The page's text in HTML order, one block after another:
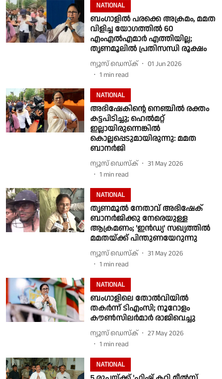
NATIONAL
ബംഗാളില്‍ പരക്കെ അക്രമം, മമത
വിളിച്ച യോഗത്തില്‍ 60
എംഎല്‍എമാര്‍ എത്തിയില്ല;
തൃണമൂലില്‍ പ്രതിസന്ധി രൂക്ഷം
ന്യൂസ് ഡെസ്ക്
01 Jun 2026
1 min read
NATIONAL
അഭിഷേകിന്റെ നെഞ്ചില്‍ രക്തം
കട്ടപിടിച്ചു; ഹെല്‍മറ്റ്
ഇല്ലായിരുന്നെങ്കില്‍
കൊല്ലപ്പെടുമായിരുന്നു: മമത
ബാനര്‍ജി
ന്യൂസ് ഡെസ്ക്
31 May 2026
1 min read
NATIONAL
തൃണമൂല്‍ നേതാവ് അഭിഷേക്
ബാനര്‍ജിക്കു നേരെയുള്ള
ആക്രമണം; 'ഇൻഡ്യ' സഖ്യത്തില്‍
മമതയ്ക്ക് പിന്തുണയേറുന്നു
ന്യൂസ് ഡെസ്ക്
31 May 2026
1 min read
NATIONAL
ബംഗാളിലെ തോൽവിയിൽ
തകർന്ന് ടിഎംസി; നൂറോളം
കൗൺസിലർമാർ രാജിവെച്ചു
ന്യൂസ് ഡെസ്ക്
27 May 2026
1 min read
NATIONAL